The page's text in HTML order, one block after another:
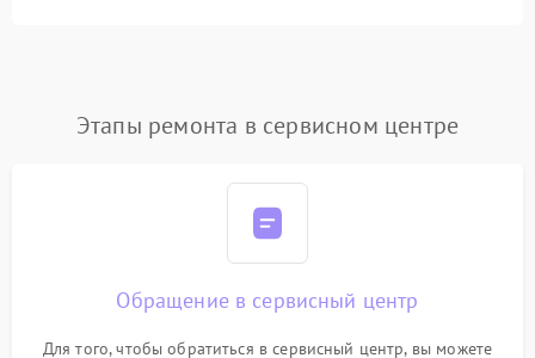
Этапы ремонта в сервисном центре
Обращение в сервисный центр
Для того, чтобы обратиться в сервисный центр, вы можете